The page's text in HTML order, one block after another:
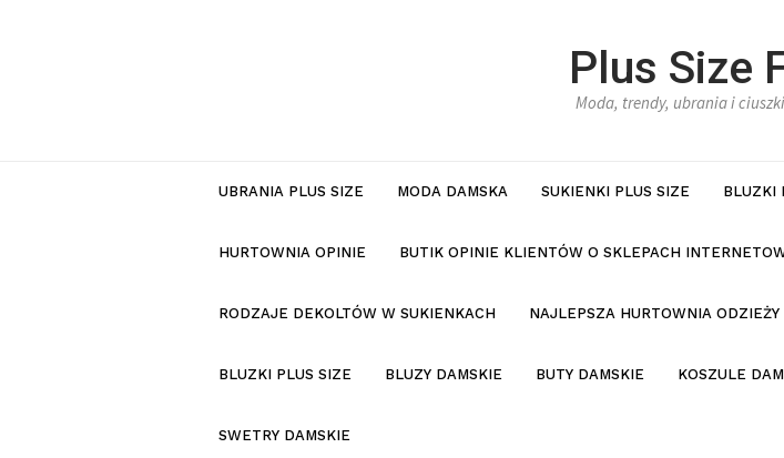
Plus Size
Moda, trendy, ubrania i
UBRANIA PLUS SIZE MODA DAMSKA SUKIENKI PLUS SIZE BLUZKI
HURTOWNIA OPINIE BUTIK OPINIE KLIENTÓW O SKLEPACH
RODZAJE DEKOLTÓW W SUKIENKACH NAJLEPSZA HURTOWNIA
BLUZKI PLUS SIZE BLUZY DAMSKIE BUTY DAMSKIE KOSZULE
SWETRY DAMSKIE